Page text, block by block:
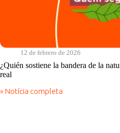
12 de febrero de 2026
¿Quién sostiene la bandera de la
real
» Notícia completa
¿Quién